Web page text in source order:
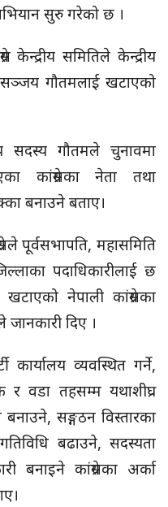
सुरु गरेको छ ।
केन्द्रीय समितिले केन्द्रीय
गौतमलाई खटाएको
सदस्य गौतमले चुनावमा
कांग्रेसकानेता तथा
बनाउने बताए।
पूर्वसभापति, महासमिति
पदाधिकारीलाई छ
खटाएको नेपाली कांग्रेसका
दिए ।
कार्यालय व्यवस्थित गर्ने,
वडा तहसम्म यथाशीघ्र
बनाउने, सङ्गठन विस्तारका
बढाउने, सदस्यता
बनाइने कांग्रेसका अर्का